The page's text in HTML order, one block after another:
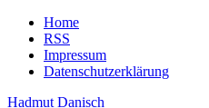
Home
RSS
Impressum
Datenschutzerklärung
Hadmut Danisch